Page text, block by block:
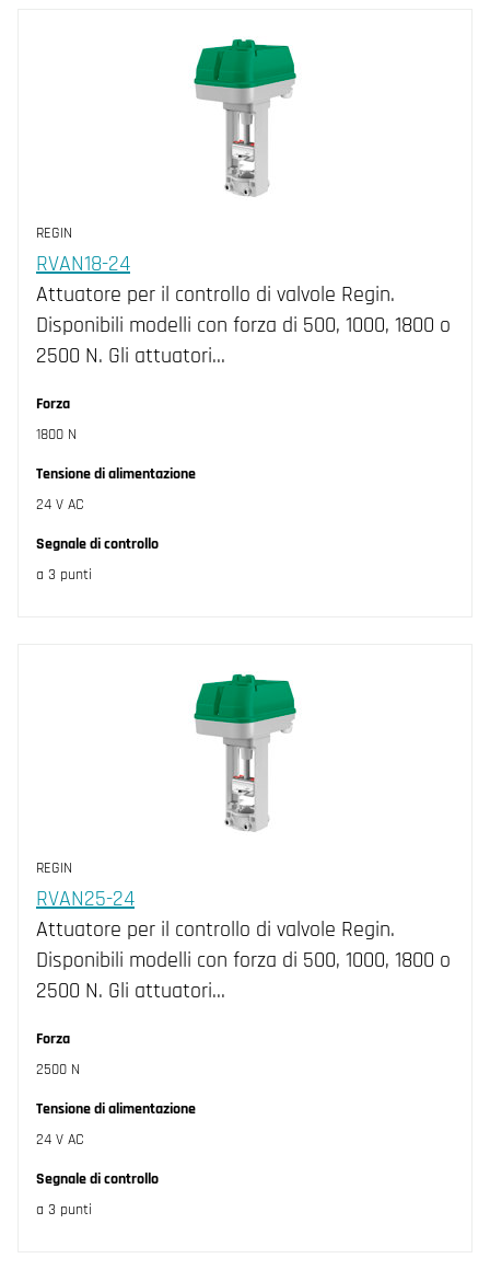
REGIN
RVAN18-24
Attuatore per il controllo di valvole Regin.
Disponibili modelli con forza di 500, 1000, 1800 o
2500 N. Gli attuatori…
Forza
1800 N
Tensione di alimentazione
24 V AC
Segnale di controllo
a 3 punti
REGIN
RVAN25-24
Attuatore per il controllo di valvole Regin.
Disponibili modelli con forza di 500, 1000, 1800 o
2500 N. Gli attuatori…
Forza
2500 N
Tensione di alimentazione
24 V AC
Segnale di controllo
a 3 punti